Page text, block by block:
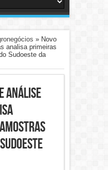
» Novo
analisa primeiras
Sudoeste da
Análise